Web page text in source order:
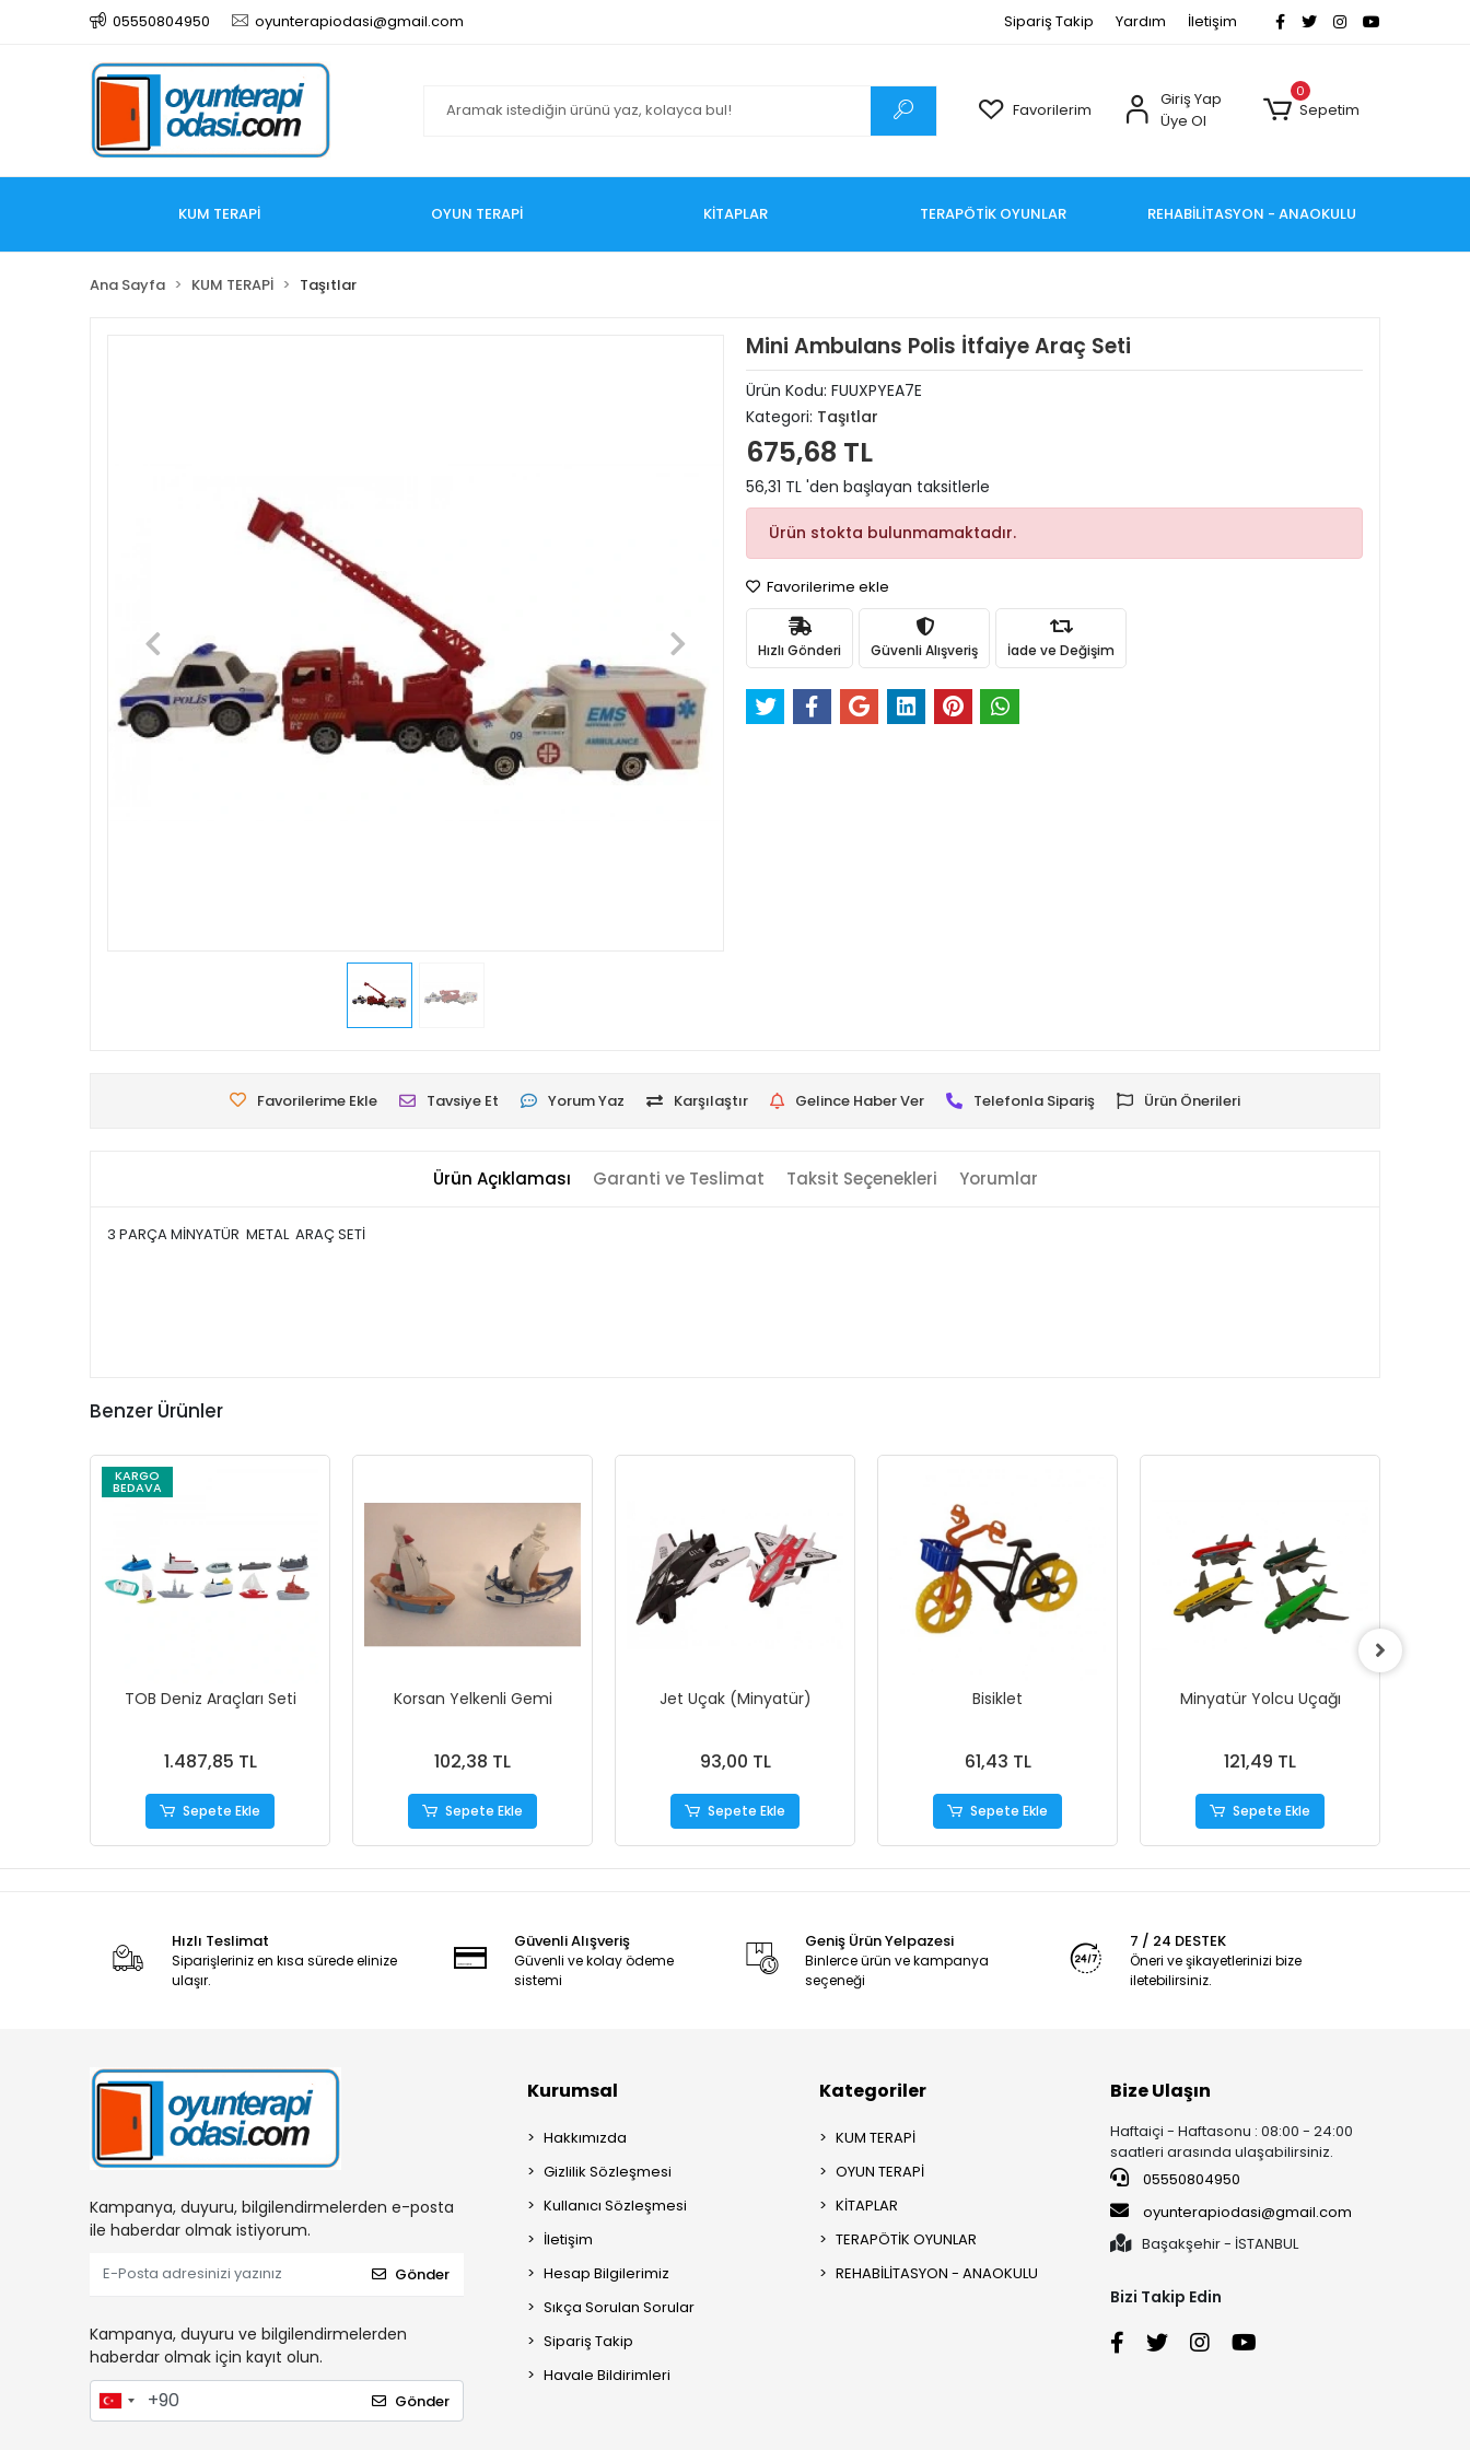
05550804950 oyunterapiodasi@gmail.com Sipariş Takip Yardım İletişim
Favorilerim
Giriş Yap
Üye Ol
0
Sepetim
KUM TERAPİ OYUN TERAPİ KİTAPLAR TERAPÖTİK OYUNLAR REHABİLİTASYON - ANAOKULU
Ana Sayfa KUM TERAPİ Taşıtlar
Mini Ambulans Polis İtfaiye Araç Seti
Ürün Kodu: FUUXPYEA7E
Kategori: Taşıtlar
675,68 TL
56,31 TL 'den başlayan taksitlerle
Ürün stokta bulunmamaktadır.
Favorilerime ekle
Hızlı Gönderi Güvenli Alışveriş İade ve Değişim
Favorilerime Ekle Tavsiye Et Yorum Yaz Karşılaştır Gelince Haber Ver Telefonla Sipariş Ürün Önerileri
Ürün Açıklaması Garanti ve Teslimat Taksit Seçenekleri Yorumlar
3 PARÇA MİNYATÜR METAL ARAÇ SETİ
Benzer Ürünler
KARGO
BEDAVA
TOB Deniz Araçları Seti
1.487,85 TL
Sepete Ekle
Korsan Yelkenli Gemi
102,38 TL
Sepete Ekle
Jet Uçak (Minyatür)
93,00 TL
Sepete Ekle
Bisiklet
61,43 TL
Sepete Ekle
Minyatür Yolcu Uçağı
121,49 TL
Sepete Ekle
Hızlı Teslimat
Siparişleriniz en kısa sürede elinize
ulaşır.
Güvenli Alışveriş
Güvenli ve kolay ödeme
sistemi
Geniş Ürün Yelpazesi
Binlerce ürün ve kampanya
seçeneği
7 / 24 DESTEK
Öneri ve şikayetlerinizi bize
iletebilirsiniz.
Kampanya, duyuru, bilgilendirmelerden e-posta
ile haberdar olmak istiyorum.
Gönder
Kampanya, duyuru ve bilgilendirmelerden
haberdar olmak için kayıt olun.
Gönder
Kurumsal
Hakkımızda
Gizlilik Sözleşmesi
Kullanıcı Sözleşmesi
İletişim
Hesap Bilgilerimiz
Sıkça Sorulan Sorular
Sipariş Takip
Havale Bildirimleri
Kategoriler
KUM TERAPİ
OYUN TERAPİ
KİTAPLAR
TERAPÖTİK OYUNLAR
REHABİLİTASYON - ANAOKULU
Bize Ulaşın
Haftaiçi - Haftasonu : 08:00 - 24:00
saatleri arasında ulaşabilirsiniz.
05550804950
oyunterapiodasi@gmail.com
Başakşehir - İSTANBUL
Bizi Takip Edin